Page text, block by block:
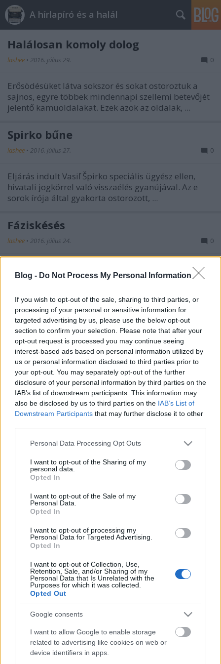
Blog - Do Not Process My Personal Information
If you wish to opt-out of the sale, sharing to third parties, or
processing of your personal or sensitive information for
targeted advertising by us, please use the below opt-out
section to confirm your selection. Please note that after your
opt-out request is processed you may continue seeing
interest-based ads based on personal information utilized by
us or personal information disclosed to third parties prior to
your opt-out. You may separately opt-out of the further
disclosure of your personal information by third parties on the
IAB’s list of downstream participants. This information may
also be disclosed by us to third parties on the IAB’s List of
Downstream Participants that may further disclose it to other
Please note that this website/app uses one or more Google
not limited to your visit or usage behaviour. You may click to
grant or deny consent to Google and its third-party tags to
use your data for below specified purposes in below Google
consent section.
Personal Data Processing Opt Outs
I want to opt-out of the Sharing of my
personal data.
Opted In
I want to opt-out of the Sale of my
Personal Data.
Opted In
I want to opt-out of processing my
Personal Data for Targeted Advertising.
Opted In
I want to opt-out of Collection, Use,
Retention, Sale, and/or Sharing of my
Personal Data that Is Unrelated with the
Purposes for which it was collected.
Opted Out
Google consents
I want to allow Google to enable storage
related to advertising like cookies on web or
device identifiers in apps.
A hírlapíró és a halál
Halálosan komoly dolog
lashee • 2016. július 29. 0
Erősödésüket látva sokszor és sokat ostoroztuk a
sajnos, egyre többek mindennapi szellemi betevőjét
jelentő kamuoldalakat. Ezek azok az oldalak, ...
Špirko bűne
lashee • 2016. július 27. 0
Eljárás indult Vasiľ Špirko speciális ügyész ellen,
hivatali jogkörrel való visszaélés gyanújával. Az e
sorok írója által gyakorta ostorozott, ...
Fáziskésés
lashee • 2016. július 24. 0
Ha a Szabadság és Szolidaritás jól fogja tematizálni
a kommunista rendszer bűneit, akkor esély
Pokémon vagy nő?
lashee•2016. július 20.
Játszó suhancokra rálőni több mint intoleráns
cselekedet. Ez történt a napokban Florida állam
Flagler megyéjében. Egy háztulajdonos azt látta, ...
Elfogy(hat) a szufla
A gondolatkísérlet szintjén legalábbis nem zárható
ki, hogy ha nem következik be 1989-ben a
rendszerváltás, Szlovákia miniszterelnökét ma akkor
Alkotmányjogi partizánharc
Nem érti Ivan Gašparovič volt köztársasági elnök,
utóda, Andrej Kiska miért nem nevezi ki a parlament
által kijelöltek közül a szükséges ...
Mináriktalanítás
2016. július 10.
Közös megegyezéssel távozott a Legfelsőbb
Bíróságról Štefan Minárik bíró. Szlovákiában kevés